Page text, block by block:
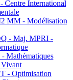
Centre International
MM - Modélisation
- Maj. MPRI -
Mathématiques
Vivant
- Optimisation